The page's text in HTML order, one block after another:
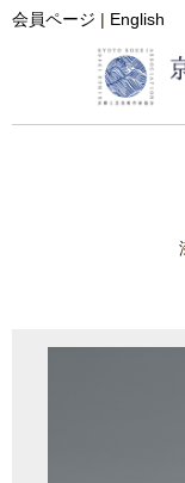
会員ページ | English